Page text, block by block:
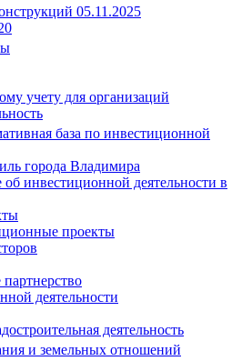
05.11.2025
учету для организаций
база по инвестиционной
города Владимира
инвестиционной деятельности в
проекты
деятельности
деятельность
и земельных отношений